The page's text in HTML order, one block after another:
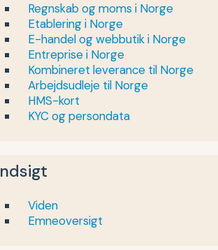
Regnskab og moms i Norge
Etablering i Norge
E-handel og webbutik i Norge
Entreprise i Norge
Kombineret leverance til Norge
Arbejdsudleje til Norge
HMS-kort
KYC og persondata
Viden
Emneoversigt